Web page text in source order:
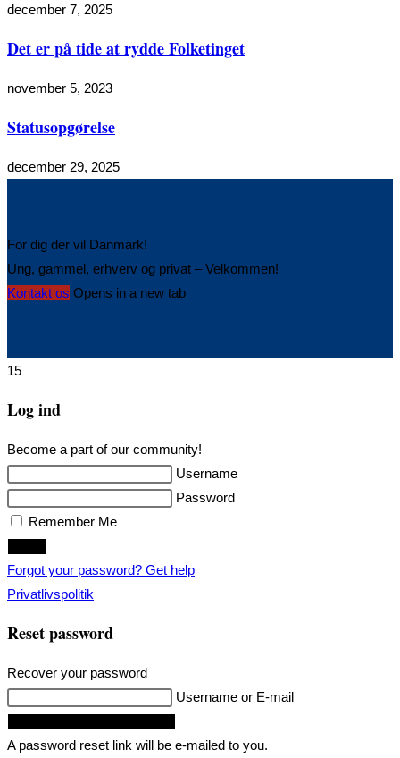
december 7, 2025
Det er på tide at rydde Folketinget
november 5, 2023
Statusopgørelse
december 29, 2025
For dig der vil Danmark!
Ung, gammel, erhverv og privat – Velkommen!
Kontakt os Opens in a new tab
15
Log ind
Become a part of our community!
Username
Password
Remember Me
Forgot your password? Get help
Privatlivspolitik
Reset password
Recover your password
Username or E-mail
A password reset link will be e-mailed to you.